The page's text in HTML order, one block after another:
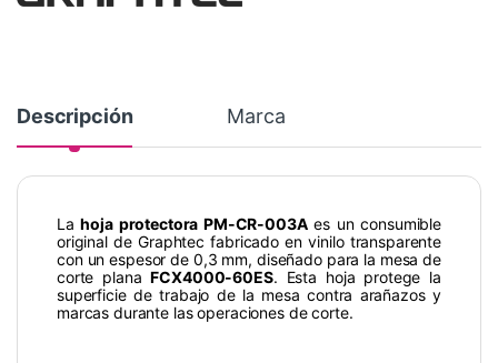
Descripción Marca
Lahoja protectora PM-CR-003Aes un consumible
original de Graphtec fabricado en vinilo transparente
con un espesor de 0,3 mm, diseñado para la mesa de
corte planaFCX4000-60ES. Esta hoja protege la
superficie de trabajo de la mesa contra arañazos y
marcas durante las operaciones de corte.